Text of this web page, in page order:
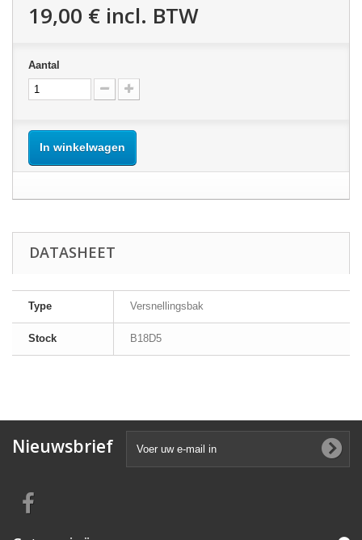
19,00 € incl. BTW
Aantal
In winkelwagen
DATASHEET
Type Versnellingsbak
Stock B18D5
Nieuwsbrief